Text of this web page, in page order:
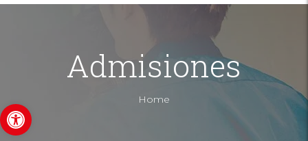
Abrir barra de herramientas
Admisiones
Home